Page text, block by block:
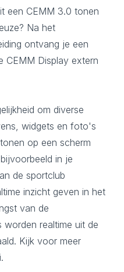
een CEMM 3.0 tonen
Na het
ontvang je een
CEMM Display extern
om diverse
widgets en foto's
op een scherm
in je
de sportclub
inzicht geven in het
van de
worden realtime uit de
Kijk voor meer
.